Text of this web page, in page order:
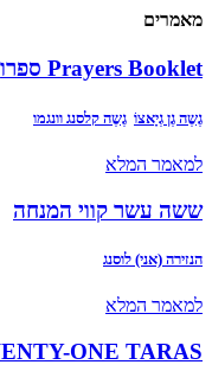
מאמרים
Prayers Booklet ספרון תפילות
גֶשֶה גֶן גְיָאצוֹ גֶשֶה קלסנג וונגמו
למאמר המלא
ששה עשר קווי המנחה
הנזירה (אני) לוסנג
למאמר המלא
ONE TARAS